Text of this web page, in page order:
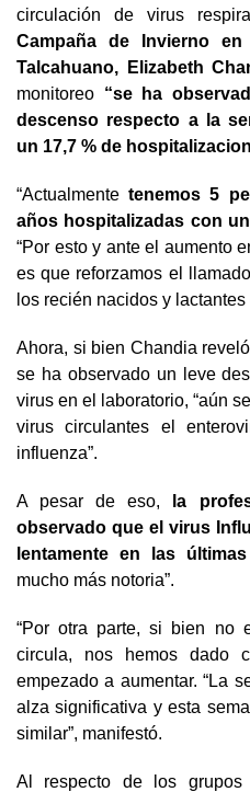
circulación de virus
Campaña de Invierno
Talcahuano, Elizabeth
monitoreo “se ha
descenso respecto a la
un 17,7 % de
“Actualmentetenemos 5
años hospitalizadas con
“Por esto y ante el aumento
es que reforzamos el
los recién nacidos y
Ahora, si bien Chandia
se ha observado un leve
virus en el laboratorio, “aún
virus circulantes el
influenza”.
A pesar de eso, la
observado que el virus
lentamente en las
mucho más notoria”.
“Por otra parte, si bien no
circula, nos hemos dado
empezado a aumentar. “La
alza significativa y esta
similar”, manifestó.
Al respecto de los grupos